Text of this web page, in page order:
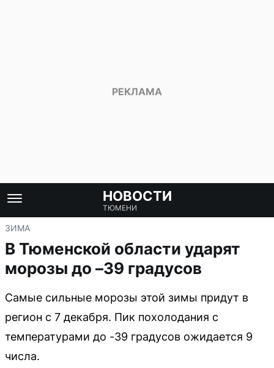
НОВОСТИ
ТЮМЕНИ
ЗИМА
В Тюменской области ударят
морозы до –39 градусов
Самые сильные морозы этой зимы придут в
регион с 7 декабря. Пик похолодания с
температурами до -39 градусов ожидается 9
числа.